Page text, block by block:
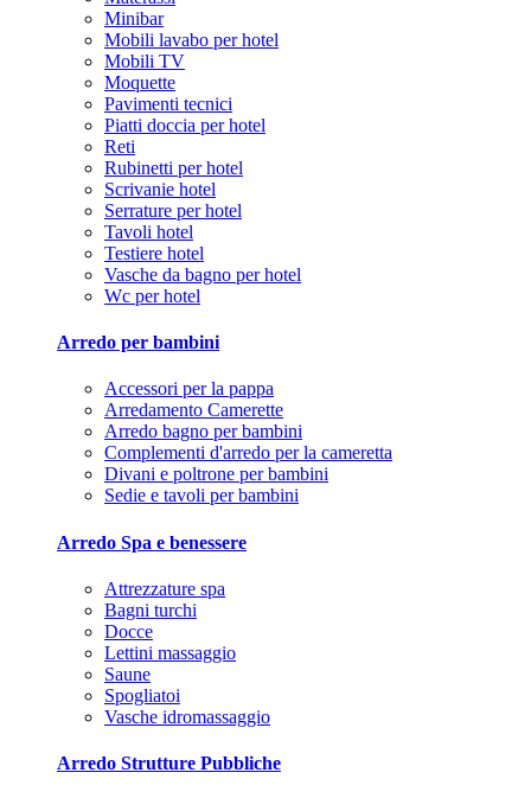
Minibar
Mobili lavabo per hotel
Mobili TV
Moquette
Pavimenti tecnici
Piatti doccia per hotel
Reti
Rubinetti per hotel
Scrivanie hotel
Serrature per hotel
Tavoli hotel
Testiere hotel
Vasche da bagno per hotel
Wc per hotel
Arredo per bambini
Accessori per la pappa
Arredamento Camerette
Arredo bagno per bambini
Complementi d'arredo per la cameretta
Divani e poltrone per bambini
Sedie e tavoli per bambini
Arredo Spa e benessere
Attrezzature spa
Bagni turchi
Docce
Lettini massaggio
Saune
Spogliatoi
Vasche idromassaggio
Arredo Strutture Pubbliche